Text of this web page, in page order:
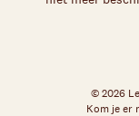
© 2026
Kom je er